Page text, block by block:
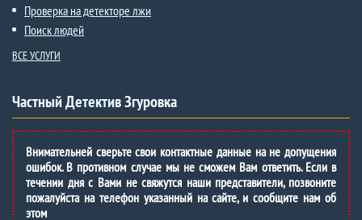
Проверка на детекторе лжи
Поиск людей
ВСЕ УСЛУГИ
Частный Детектив Згуровка
Внимательней сверьте свои контактные данные на не допущения
ошибок. В противном случае мы не сможем Вам ответить. Если в
течении дня с Вами не свяжутся наши представители, позвоните
пожалуйста на телефон указанный на сайте, и сообщите нам об
этом